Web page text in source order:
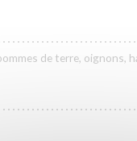
de terre, oignons,